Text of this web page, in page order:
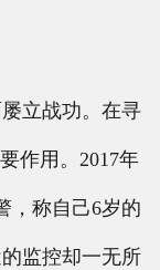
立战功。在寻
作用。2017年
，称自己6岁的
监控却一无所